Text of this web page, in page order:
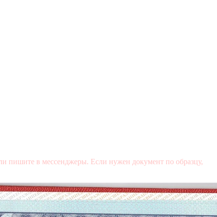
пишите в мессенджеры. Если нужен документ по образцу,